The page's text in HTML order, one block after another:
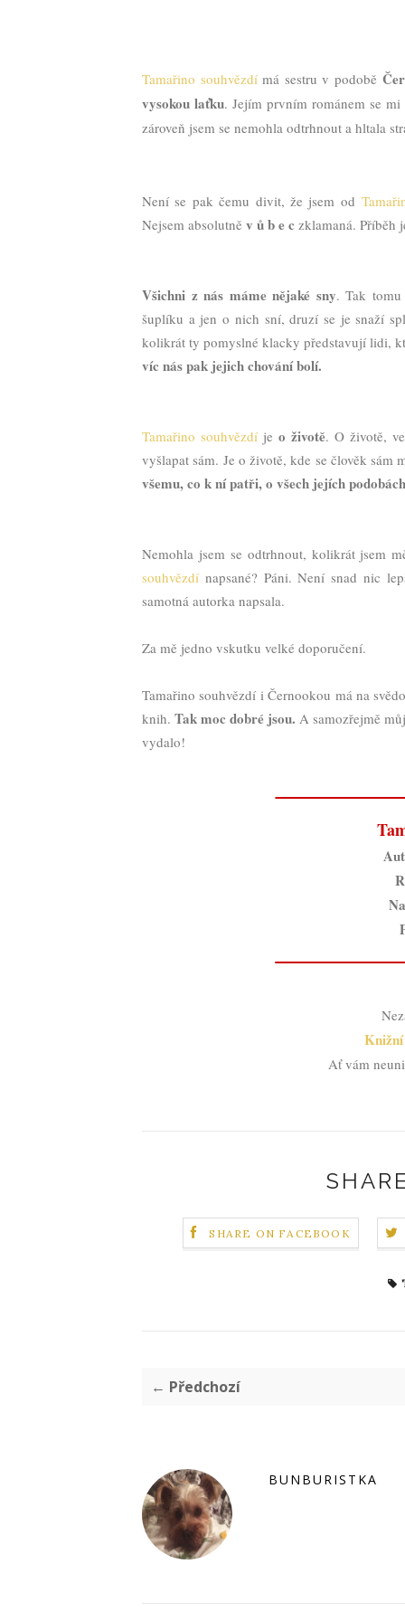
Tamařino souhvězdímá sestru v podobě
vysokou laťku. Jejím prvním románem se
zároveň jsem se nemohla odtrhnout a hltala
Není se pak čemu divit, že jsem od
Nejsem absolutně v ů b e c zklamaná. Příběh
Všichni z nás máme nějaké sny. Tak
šuplíku a jen o nich sní, druzí se je snaží
kolikrát ty pomyslné klacky představují lidi,
víc nás pak jejich chování bolí.
Tamařino souhvězdí je o životě. O životě,
vyšlapat sám. Je o životě, kde se člověk
všemu, co k ní patři, o všech jejích
Nemohla jsem se odtrhnout, kolikrát jsem
souhvězdí napsané? Páni. Není snad nic
samotná autorka napsala.
Za mě jedno vskutku velké doporučení.
Tamařino souhvězdí i Černookou má na
knih. Tak moc dobré jsou. A samozřejmě
vydalo!
Knižní
Ať vám
SHARE ON FACEBOOK
← Předchozí
BUNBURISTKA